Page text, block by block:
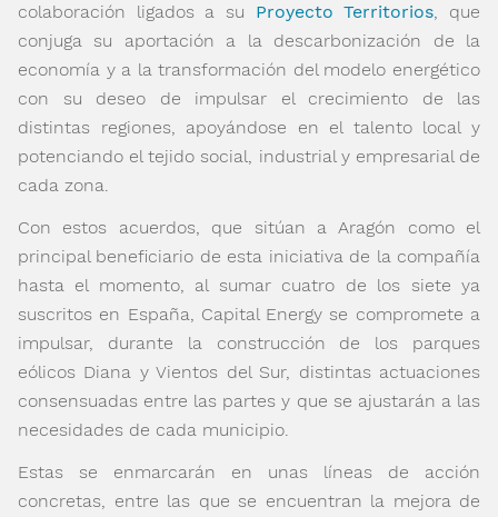
colaboración ligados a su Proyecto Territorios, que
conjuga su aportación a la descarbonización de la
economía y a la transformación del modelo energético
con su deseo de impulsar el crecimiento de las
distintas regiones, apoyándose en el talento local y
potenciando el tejido social, industrial y empresarial de
cada zona.
Con estos acuerdos, que sitúan a Aragón como el
principal beneficiario de esta iniciativa de la compañía
hasta el momento, al sumar cuatro de los siete ya
suscritos en España, Capital Energy se compromete a
impulsar, durante la construcción de los parques
eólicos Diana y Vientos del Sur, distintas actuaciones
consensuadas entre las partes y que se ajustarán a las
necesidades de cada municipio.
Estas se enmarcarán en unas líneas de acción
concretas, entre las que se encuentran la mejora de